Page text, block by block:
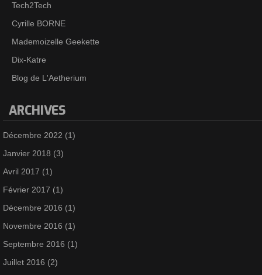
Tech2Tech
Cyrille BORNE
Mademoizelle Geekette
Dix-Katre
Blog de L'Aetherium
ARCHIVES
Décembre 2022 (1)
Janvier 2018 (3)
Avril 2017 (1)
Février 2017 (1)
Décembre 2016 (1)
Novembre 2016 (1)
Septembre 2016 (1)
Juillet 2016 (2)